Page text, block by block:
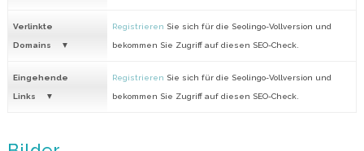
Verlinkte
Domains
Registrieren Sie sich für die Seolingo-Vollversion und
bekommen Sie Zugriff auf diesen SEO-Check.
Eingehende
Links
Registrieren Sie sich für die Seolingo-Vollversion und
bekommen Sie Zugriff auf diesen SEO-Check.